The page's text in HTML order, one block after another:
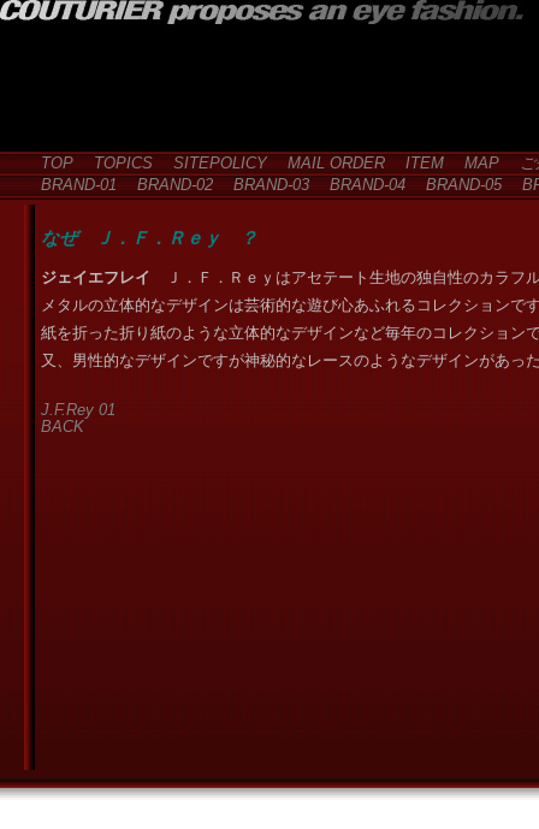
なぜ Ｊ．Ｆ．Ｒｅｙ ？
ジェイエフレイ
Ｊ．Ｆ．Ｒｅｙはアセテート生地の独自性のカラフ
メタルの立体的なデザインは芸術的な遊び心あふれるコレクションで
紙を折った折り紙のような立体的なデザインなど毎年のコレクション
又、男性的なデザインですが神秘的なレースのようなデザインがあっ
J.F.Rey 01
BACK
TOP TOPICS SITEPOLICY MAIL ORDER ITEM MAP
ご
BRAND-01
BRAND-02 BRAND-03 BRAND-04 BRAND-05